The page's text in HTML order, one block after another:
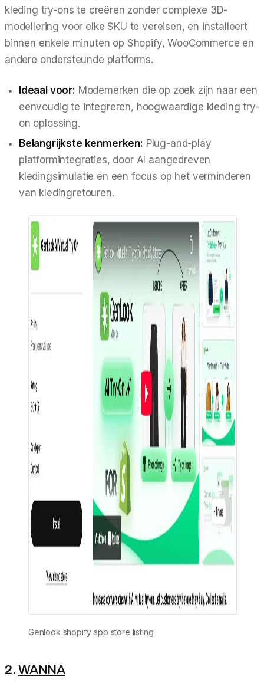
kleding try-ons te creëren zonder complexe 3D-
modellering voor elke SKU te vereisen, en installeert
binnen enkele minuten op Shopify, WooCommerce en
andere ondersteunde platforms.
Ideaal voor: Modemerken die op zoek zijn naar een
eenvoudig te integreren, hoogwaardige kleding try-
on oplossing.
Belangrijkste kenmerken: Plug-and-play
platformintegraties, door AI aangedreven
kledingsimulatie en een focus op het verminderen
van kledingretouren.
Genlook shopify app store listing
2. WANNA